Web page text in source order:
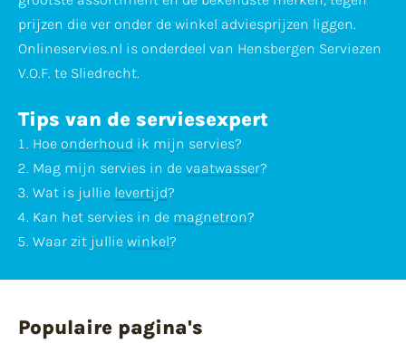
prijzen die ver onder de winkel adviesprijzen liggen.
Onlineservies.nl is onderdeel van Hensbergen Serviezen
V.O.F. te Sliedrecht.
Tips van de serviesexpert
Hoe onderhoud ik mijn servies?
Mag mijn servies in de vaatwasser?
Wat is jullie levertijd?
Kan het servies in de magnetron?
Waar zit jullie winkel?
Populaire pagina's